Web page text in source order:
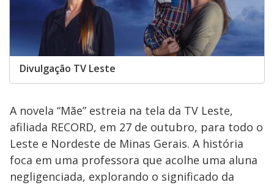
Divulgação TV Leste
A novela “Mãe” estreia na tela da TV Leste,
afiliada RECORD, em 27 de outubro, para todo o
Leste e Nordeste de Minas Gerais. A história
foca em uma professora que acolhe uma aluna
negligenciada, explorando o significado da